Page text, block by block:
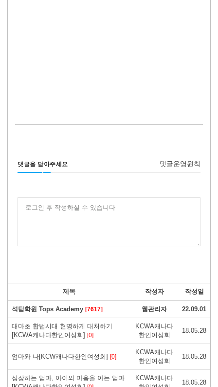
댓글을 달아주세요 댓글운영원칙
로그인 후 작성하실 수 있습니다
제목 작성자 작성일
석탑학원 Tops Academy [7617] 웹관리자 22.09.01
대마초 합법시대 현명하게 대처하기
[KCWA캐나다한인여성회] [0]
KCWA캐나다
한인여성회
18.05.28
엄마와 나[KCW캐나다한인여성회] [0]
KCWA캐나다
한인여성회
18.05.28
성장하는 엄마, 아이의 마음을 아는 엄마
KCWA캐나다
18.05.28